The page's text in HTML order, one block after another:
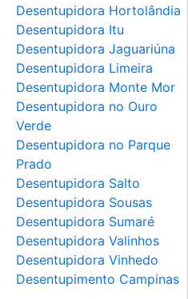
Desentupidora Hortolândia
Desentupidora Itu
Desentupidora Jaguariúna
Desentupidora Limeira
Desentupidora Monte Mor
Desentupidora no Ouro
Verde
Desentupidora no Parque
Prado
Desentupidora Salto
Desentupidora Sousas
Desentupidora Sumaré
Desentupidora Valinhos
Desentupidora Vinhedo
Desentupimento Campinas